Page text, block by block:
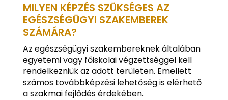
MILYEN KÉPZÉS SZÜKSÉGES AZ
EGÉSZSÉGÜGYI SZAKEMBEREK
SZÁMÁRA?
Az egészségügyi szakembereknek általában
egyetemi vagy főiskolai végzettséggel kell
rendelkezniük az adott területen. Emellett
számos továbbképzési lehetőség is elérhető
a szakmai fejlődés érdekében.